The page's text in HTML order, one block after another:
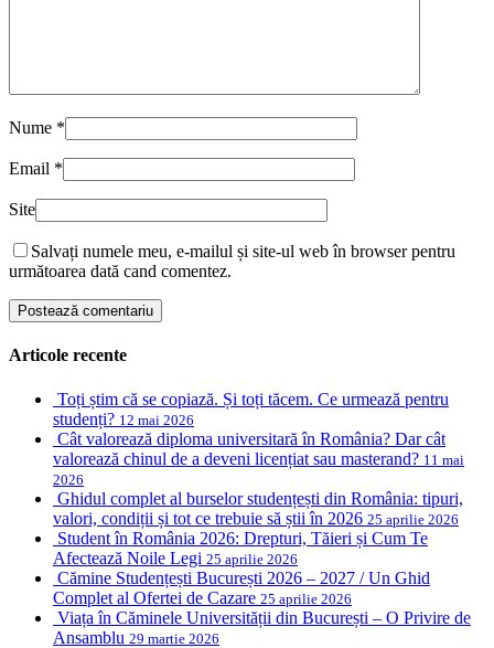
Nume *
Email *
Site
Salvați numele meu, e-mailul și site-ul web în browser pentru
următoarea dată cand comentez.
Articole recente
Toți știm că se copiază. Și toți tăcem. Ce urmează pentru
studenți? 12 mai 2026
Cât valorează diploma universitară în România? Dar cât
valorează chinul de a deveni licențiat sau masterand? 11 mai
2026
Ghidul complet al burselor studențești din România: tipuri,
valori, condiții și tot ce trebuie să știi în 2026 25 aprilie 2026
Student în România 2026: Drepturi, Tăieri și Cum Te
Afectează Noile Legi 25 aprilie 2026
Cămine Studențești București 2026 – 2027 / Un Ghid
Complet al Ofertei de Cazare 25 aprilie 2026
Viața în Căminele Universității din București – O Privire de
Ansamblu 29 martie 2026